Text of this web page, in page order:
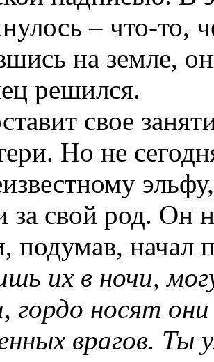
– что-то,
на земле,
решился.
свое
Но не
за свой род.
подумав, начал
их в ночи,
гордо носят
врагов. Ты